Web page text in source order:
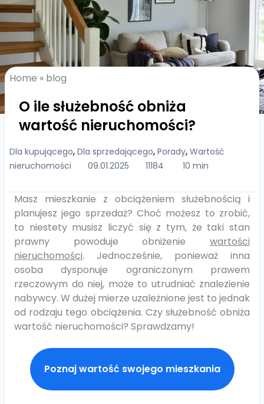
Home » blog
O ile służebność obniża
wartość nieruchomości?
Dla kupującego, Dla sprzedającego, Porady, Wartość
nieruchomości
09.01.2025 11184 10 min
Masz mieszkanie z obciążeniem służebnością i
planujesz jego sprzedaż? Choć możesz to zrobić,
to niestety musisz liczyć się z tym, że taki stan
prawny powoduje obniżenie wartości
nieruchomości. Jednocześnie, ponieważ inna
osoba dysponuje ograniczonym prawem
rzeczowym do niej, może to utrudniać znalezienie
nabywcy. W dużej mierze uzależnione jest to jednak
od rodzaju tego obciążenia. Czy służebność obniża
wartość nieruchomości? Sprawdzamy!
Poznaj wartość swojego mieszkania